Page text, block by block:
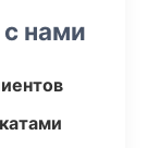
нами